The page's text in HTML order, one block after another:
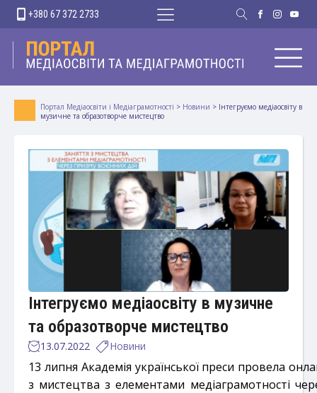
+380 67 372 2733
Портал Медіаосвіти і Медіаграмотності > Новини > Інтегруємо медіаосвіту в
музичне та образотворче мистецтво
Інтегруємо медіаосвіту в музичне
та образотворче мистецтво
13.07.2022 Новини
13 липня Академія української преси провела
з мистецтва з елементами медіаграмотності